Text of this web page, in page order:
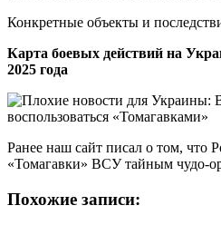
Конкретные объекты и
Карта боевых действий на
2025 года
Ранее наш сайт писал о том, что
«Томагавки» ВСУ тайным чудо-
Похожие записи: